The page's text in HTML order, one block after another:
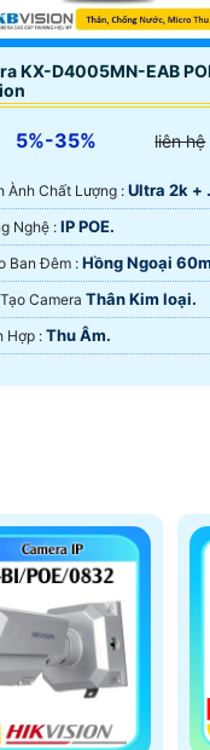
KX-D4005MN-EAB
5%-35% liên hệ
Ành Chất Lượng :Ultra 2k + .
⚙ Công Nghệ : IP POE.
❃ Video Ban Đêm : Hồng Ngoại
IR.
Tạo CameraThân Kim loại.
️💫 Tích Hợp :Thu Âm.